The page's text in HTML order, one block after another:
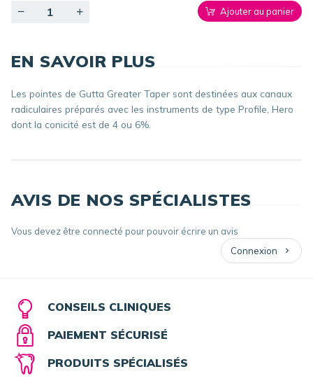
Quantity Ajouter au panier
EN SAVOIR PLUS
Les pointes de Gutta Greater Taper sont destinées aux canaux
radiculaires préparés avec les instruments de type Profile, Hero
dont la conicité est de 4 ou 6%.
AVIS DE NOS SPÉCIALISTES
Vous devez être connecté pour pouvoir écrire un avis
Connexion
CONSEILS CLINIQUES
PAIEMENT SÉCURISÉ
PRODUITS SPÉCIALISÉS